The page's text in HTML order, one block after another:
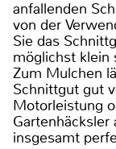
anfallenden
von der
Sie das
möglichst klein
Zum Mulchen
Schnittgut gut
Motorleistung
insgesamt